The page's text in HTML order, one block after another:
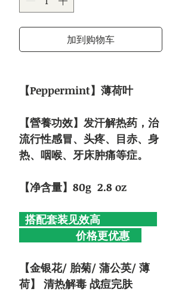
加到购物车
【Peppermint】薄荷叶
【營養功效】发汗解热药，治
流行性感冒、头疼、目赤、身
热、咽喉、牙床肿痛等症。
【净含量】80g 2.8 oz
搭配套装见效高
价格更优惠
【金银花/ 胎菊/ 蒲公英/ 薄
荷】 清热解毒 战痘完肤